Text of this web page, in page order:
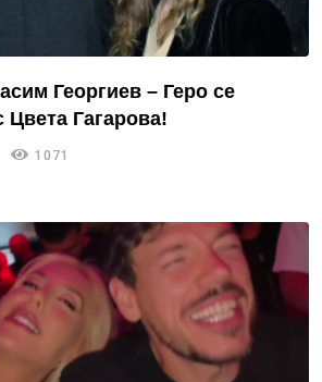
Георгиев – Геро се
Цвета Гагарова!
1071